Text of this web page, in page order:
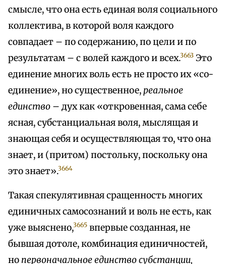
смысле, что она есть единая воля социального
коллектива, в которой воля каждого
совпадает – по содержанию, по цели и по
результатам – с волей каждого и всех.3663 Это
единение многих воль есть не просто их «co-
единение», но существенное,реальное
единство – дух как «откровенная, сама себе
ясная, субстанциальная воля, мыслящая и
знающая себя и осуществляющая то, что она
знает, и (притом) постольку, поскольку она
это знает».3664
Такая спекулятивная сращенность многих
единичных самосознаний и воль не есть, как
уже выяснено,3665 впервые созданная, не
бывшая дотоле, комбинация единичностей,
но первоначальное единство субстанции,